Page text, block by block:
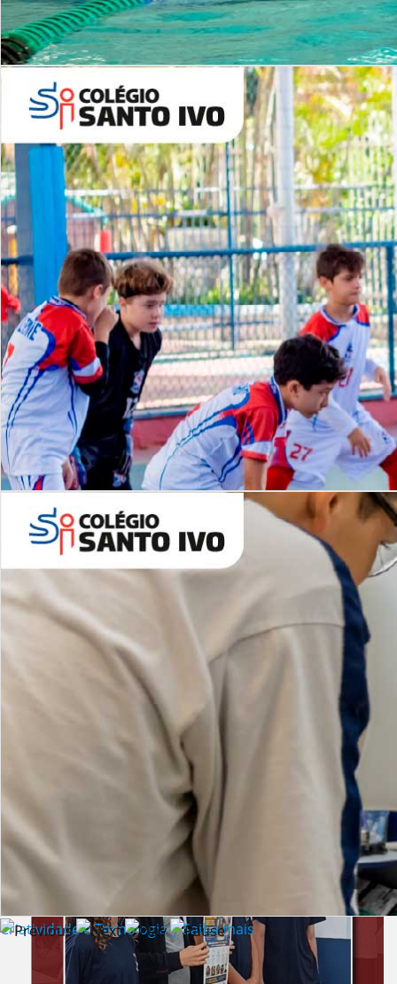
Período Integral | Saiba mais
Desafios | Saiba mais
Criatividade e Tecnologia | Saiba mais
Lista de vídeos
NOSSOCANAL